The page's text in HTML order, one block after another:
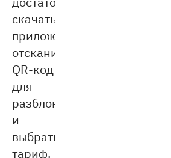
скачать
приложение,
отсканировать
QR-код
для
разблокировки
и
выбрать
тариф.